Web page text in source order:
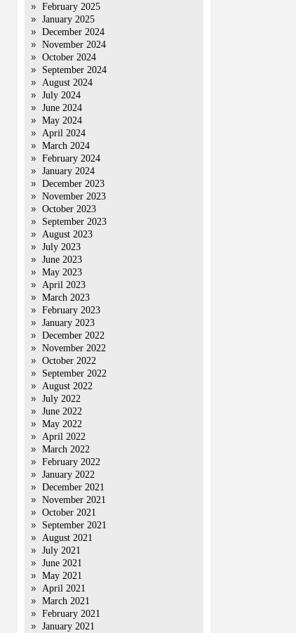
February 2025
January 2025
December 2024
November 2024
October 2024
September 2024
August 2024
July 2024
June 2024
May 2024
April 2024
March 2024
February 2024
January 2024
December 2023
November 2023
October 2023
September 2023
August 2023
July 2023
June 2023
May 2023
April 2023
March 2023
February 2023
January 2023
December 2022
November 2022
October 2022
September 2022
August 2022
July 2022
June 2022
May 2022
April 2022
March 2022
February 2022
January 2022
December 2021
November 2021
October 2021
September 2021
August 2021
July 2021
June 2021
May 2021
April 2021
March 2021
February 2021
January 2021